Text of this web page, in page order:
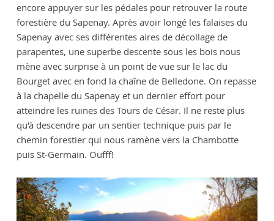
encore appuyer sur les pédales pour retrouver la route
forestière du Sapenay. Après avoir longé les falaises du
Sapenay avec ses différentes aires de décollage de
parapentes, une superbe descente sous les bois nous
mène avec surprise à un point de vue sur le lac du
Bourget avec en fond la chaîne de Belledone. On repasse
à la chapelle du Sapenay et un dernier effort pour
atteindre les ruines des Tours de César. Il ne reste plus
qu'à descendre par un sentier technique puis par le
chemin forestier qui nous ramène vers la Chambotte
puis St-Germain. Oufff!